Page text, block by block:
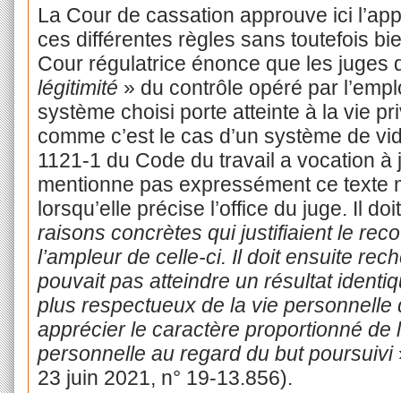
La Cour de cassation approuve ici
ces différentes règles sans toutefois
Cour régulatrice énonce que les juges
légitimité » du contrôle opéré par
système choisi porte atteinte à la vie
comme c’est le cas d’un système de
1121-1 du Code du travail a vocation
mentionne pas expressément ce texte
lorsqu’elle précise l’office du juge. Il
raisons concrètes qui justifiaient le
l’ampleur de celle-ci. Il doit ensuite
pouvait pas atteindre un résultat
plus respectueux de la vie personnelle
apprécier le caractère proportionné de
personnelle au regard du but poursuivi
23 juin 2021, n° 19-13.856).